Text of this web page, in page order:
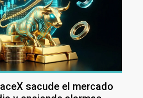
sacude el mercado